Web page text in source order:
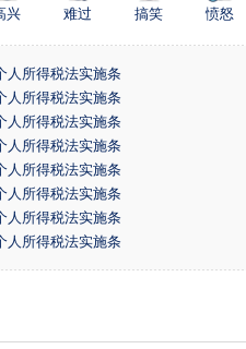
兴 难过 搞笑 愤怒
人所得税法实施条
人所得税法实施条
人所得税法实施条
人所得税法实施条
人所得税法实施条
人所得税法实施条
人所得税法实施条
人所得税法实施条